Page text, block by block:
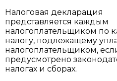
Налоговая декларация
представляется каждым
налогоплательщиком по
налогу, подлежащему
налогоплательщиком,
предусмотрено
налогах и сборах.